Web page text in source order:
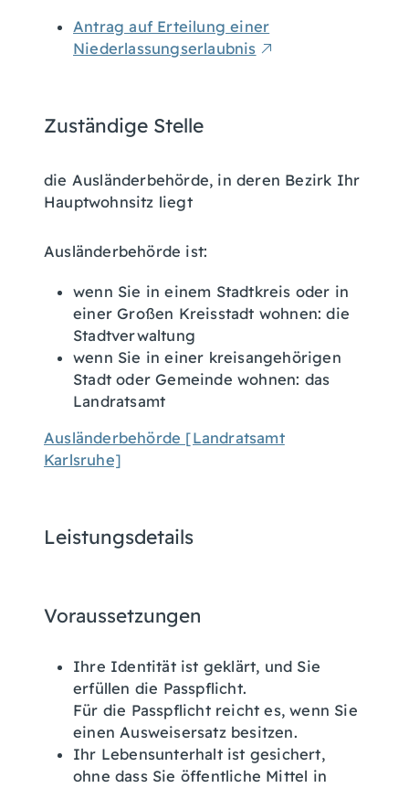
Antrag auf Erteilung einer
Niederlassungserlaubnis
Zuständige Stelle
die Ausländerbehörde, in deren Bezirk Ihr
Hauptwohnsitz liegt
Ausländerbehörde ist:
wenn Sie in einem Stadtkreis oder in
einer Großen Kreisstadt wohnen: die
Stadtverwaltung
wenn Sie in einer kreisangehörigen
Stadt oder Gemeinde wohnen: das
Landratsamt
Ausländerbehörde [Landratsamt
Karlsruhe]
Leistungsdetails
Voraussetzungen
Ihre Identität ist geklärt, und Sie
erfüllen die Passpflicht.
Für die Passpflicht reicht es, wenn Sie
einen Ausweisersatz besitzen.
Ihr Lebensunterhalt ist gesichert,
ohne dass Sie öffentliche Mittel in